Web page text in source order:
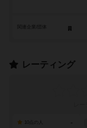
レーティング
-